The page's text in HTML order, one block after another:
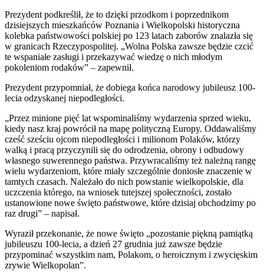
Prezydent podkreślił, że to dzięki przodkom i poprzednikom
dzisiejszych mieszkańców Poznania i Wielkopolski historyczna
kolebka państwowości polskiej po 123 latach zaborów znalazła się
w granicach Rzeczypospolitej. „Wolna Polska zawsze będzie czcić
te wspaniałe zasługi i przekazywać wiedzę o nich młodym
pokoleniom rodaków” – zapewnił.
Prezydent przypomniał, że dobiega końca narodowy jubileusz 100-
lecia odzyskanej niepodległości.
„Przez minione pięć lat wspominaliśmy wydarzenia sprzed wieku,
kiedy nasz kraj powrócił na mapę polityczną Europy. Oddawaliśmy
cześć sześciu ojcom niepodległości i milionom Polaków, którzy
walką i pracą przyczynili się do odrodzenia, obrony i odbudowy
własnego suwerennego państwa. Przywracaliśmy też należną rangę
wielu wydarzeniom, które miały szczególnie doniosłe znaczenie w
tamtych czasach. Należało do nich powstanie wielkopolskie, dla
uczczenia którego, na wniosek tutejszej społeczności, zostało
ustanowione nowe święto państwowe, które dzisiaj obchodzimy po
raz drugi” – napisał.
Wyraził przekonanie, że nowe święto „pozostanie piękną pamiątką
jubileuszu 100-lecia, a dzień 27 grudnia już zawsze będzie
przypominać wszystkim nam, Polakom, o heroicznym i zwycięskim
zrywie Wielkopolan”.